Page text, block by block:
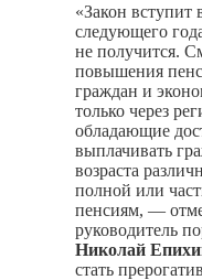
«Закон вступит
следующего
не получится.
повышения
граждан и
только через
обладающие
выплачивать
возраста
полной или
пенсиям, —
руководитель
Николай
стать